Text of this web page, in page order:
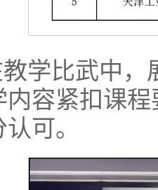
学比武中
内容紧扣课
可。